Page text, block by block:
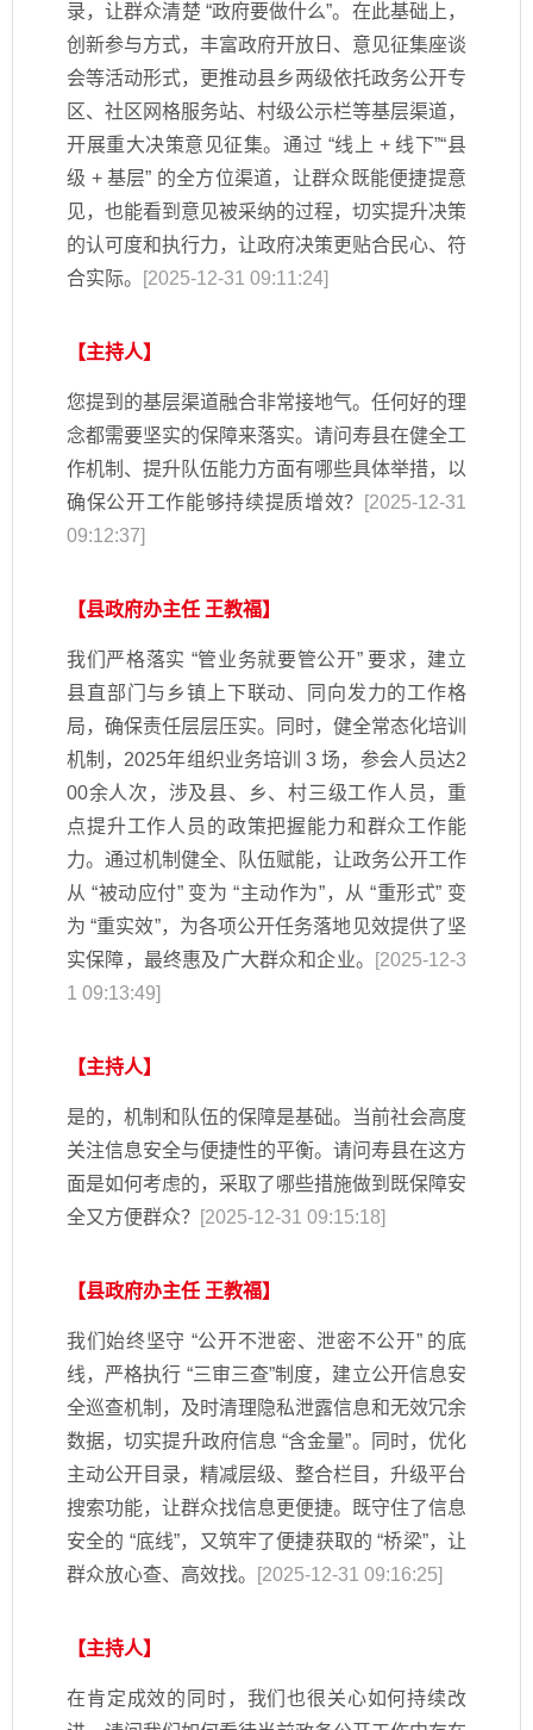
录，让群众清楚 “政府要做什么”。在此基础上，
创新参与方式，丰富政府开放日、意见征集座谈
会等活动形式，更推动县乡两级依托政务公开专
区、社区网格服务站、村级公示栏等基层渠道，
开展重大决策意见征集。通过 “线上 + 线下”“县
级 + 基层” 的全方位渠道，让群众既能便捷提意
见，也能看到意见被采纳的过程，切实提升决策
的认可度和执行力，让政府决策更贴合民心、符
合实际。
[2025-12-31 09:11:24]
【主持人】
您提到的基层渠道融合非常接地气。任何好的理
念都需要坚实的保障来落实。请问寿县在健全工
作机制、提升队伍能力方面有哪些具体举措，以
确保公开工作能够持续提质增效？
[2025-12-31
09:12:37]
【县政府办主任 王教福】
我们严格落实 “管业务就要管公开” 要求，建立
县直部门与乡镇上下联动、同向发力的工作格
局，确保责任层层压实。同时，健全常态化培训
机制，2025年组织业务培训 3 场，参会人员达2
00余人次，涉及县、乡、村三级工作人员，重
点提升工作人员的政策把握能力和群众工作能
力。通过机制健全、队伍赋能，让政务公开工作
从 “被动应付” 变为 “主动作为”，从 “重形式” 变
为 “重实效”，为各项公开任务落地见效提供了坚
实保障，最终惠及广大群众和企业。
[2025-12-3
1 09:13:49]
【主持人】
是的，机制和队伍的保障是基础。当前社会高度
关注信息安全与便捷性的平衡。请问寿县在这方
面是如何考虑的，采取了哪些措施做到既保障安
全又方便群众？ [2025-12-31 09:15:18]
【县政府办主任 王教福】
我们始终坚守 “公开不泄密、泄密不公开” 的底
线，严格执行 “三审三查”制度，建立公开信息安
全巡查机制，及时清理隐私泄露信息和无效冗余
数据，切实提升政府信息 “含金量”。同时，优化
主动公开目录，精减层级、整合栏目，升级平台
搜索功能，让群众找信息更便捷。既守住了信息
安全的 “底线”，又筑牢了便捷获取的 “桥梁”，让
群众放心查、高效找。
[2025-12-31 09:16:25]
【主持人】
在肯定成效的同时，我们也很关心如何持续改